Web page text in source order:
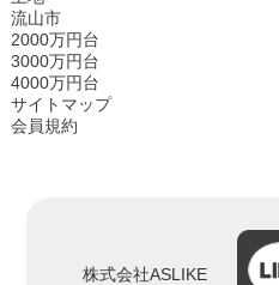
流山市
2000万円台
3000万円台
4000万円台
サイトマップ
会員規約
株式会社ASLIKE